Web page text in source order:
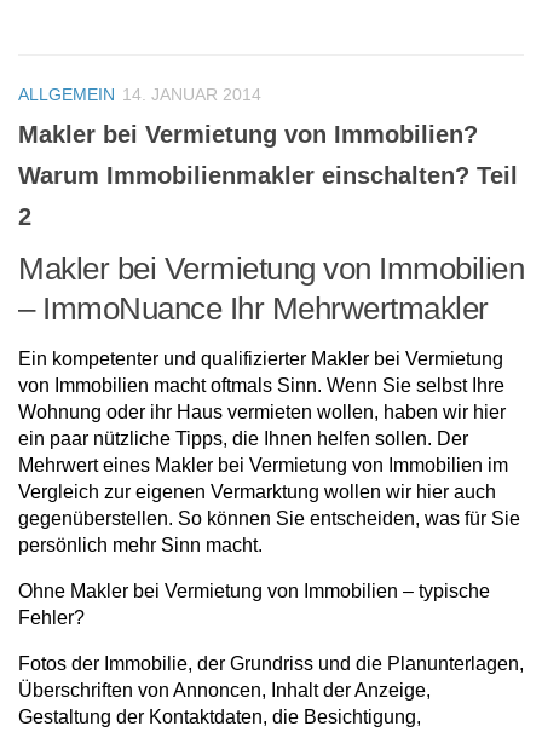
ALLGEMEIN 14. JANUAR 2014
Makler bei Vermietung von Immobilien?
Warum Immobilienmakler einschalten? Teil
2
Makler bei Vermietung von Immobilien
– ImmoNuance Ihr Mehrwertmakler
Ein kompetenter und qualifizierter Makler bei Vermietung
von Immobilien macht oftmals Sinn. Wenn Sie selbst Ihre
Wohnung oder ihr Haus vermieten wollen, haben wir hier
ein paar nützliche Tipps, die Ihnen helfen sollen. Der
Mehrwert eines Makler bei Vermietung von Immobilien im
Vergleich zur eigenen Vermarktung wollen wir hier auch
gegenüberstellen. So können Sie entscheiden, was für Sie
persönlich mehr Sinn macht.
Ohne Makler bei Vermietung von Immobilien – typische
Fehler?
Fotos der Immobilie, der Grundriss und die Planunterlagen,
Überschriften von Annoncen, Inhalt der Anzeige,
Gestaltung der Kontaktdaten, die Besichtigung,